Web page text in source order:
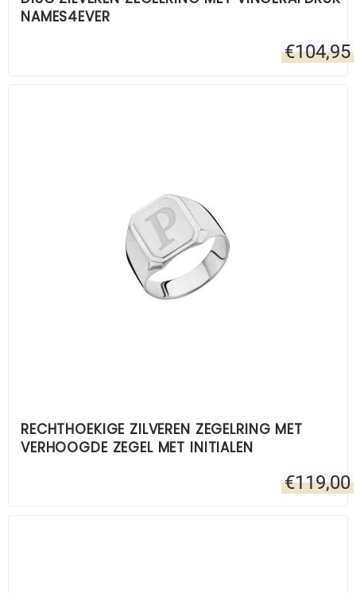
NAMES4EVER
€104,95
RECHTHOEKIGE ZILVEREN ZEGELRING MET
VERHOOGDE ZEGEL MET INITIALEN
€119,00